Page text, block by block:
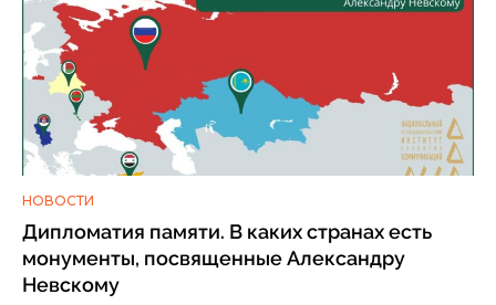
НОВОСТИ
Дипломатия памяти. В каких странах есть
монументы, посвященные Александру
Невскому